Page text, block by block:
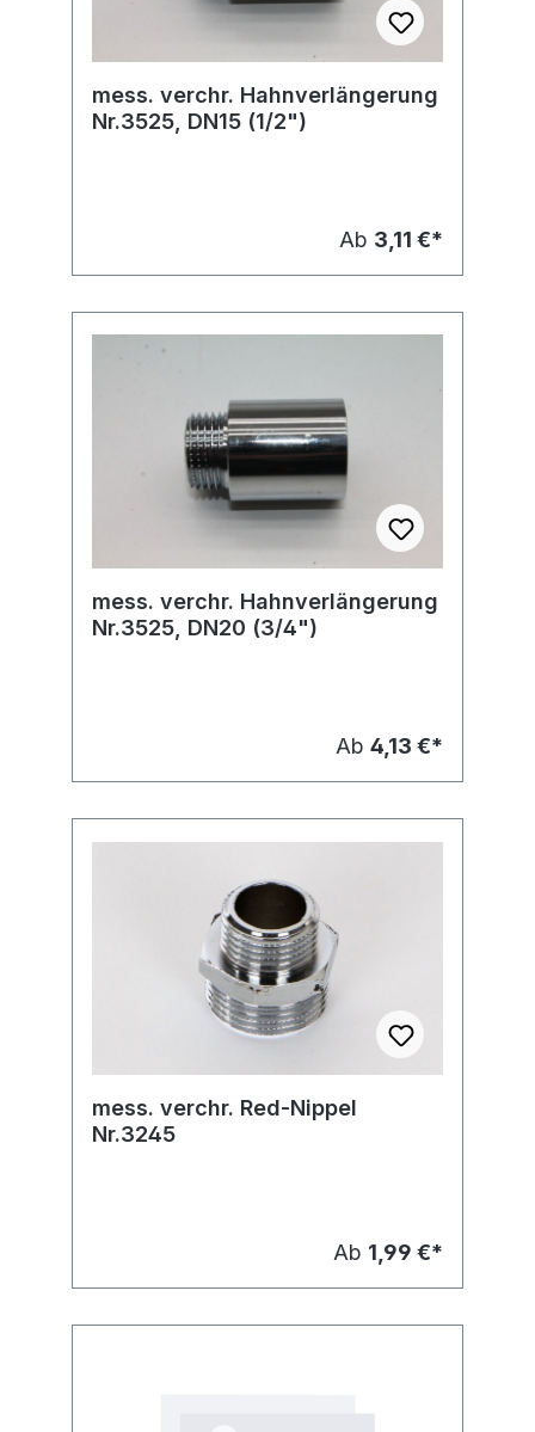
mess. verchr. Hahnverlängerung
Nr.3525, DN15 (1/2")
Ab 3,11 €*
mess. verchr. Hahnverlängerung
Nr.3525, DN20 (3/4")
Ab 4,13 €*
mess. verchr. Red-Nippel
Nr.3245
Ab 1,99 €*